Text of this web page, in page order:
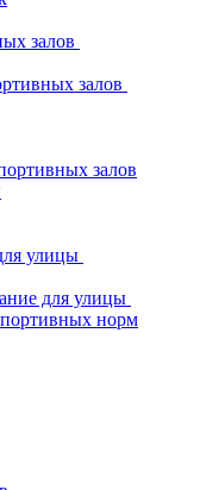
залов
залов
залов
улицы
для улицы
норм